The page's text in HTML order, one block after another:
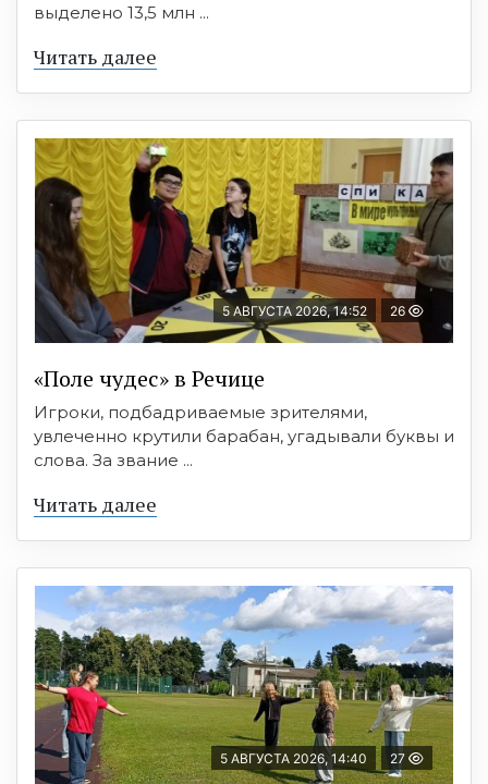
выделено 13,5 млн ...
Читать далее
5 АВГУСТА 2026, 14:52 26
«Поле чудес» в Речице
Игроки, подбадриваемые зрителями,
увлеченно крутили барабан, угадывали буквы и
слова. За звание ...
Читать далее
5 АВГУСТА 2026, 14:40 27